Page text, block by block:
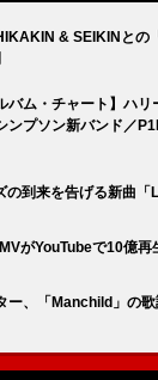
& SEIKINとの
バム・チャート】ハ
ンプソン新バンド／
の到来を告げる新曲「
がYouTubeで10億再
ー、「Manchild」の